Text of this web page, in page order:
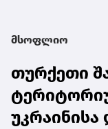
მსოფლიო
თურქეთი
უკრაინისა